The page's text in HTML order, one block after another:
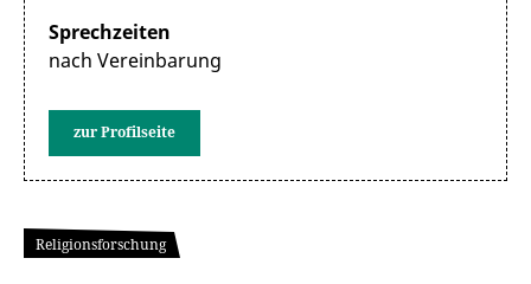
Sprechzeiten
nach Vereinbarung
zur Profilseite
Religionsforschung